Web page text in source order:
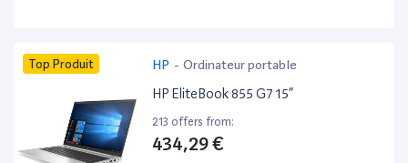
Top Produit HP - Ordinateur portable
HP EliteBook 855 G7 15”
213 offers from:
434,29 €